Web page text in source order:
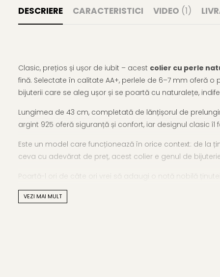
DESCRIERE CARACTERISTICI VIDEO (1)
Clasic, prețios și ușor de iubit – acest colier cu perle
fină. Selectate în calitate AA+, perlele de 6–7 mm oferă
bijuterii care se aleg ușor și se poartă cu naturalețe,
Lungimea de 43 cm, completată de lănțișorul de
argint 925 oferă siguranță și confort, iar designul clasic
Este un model care funcționează în orice context: de la
ceva cu adevărat de preț, acest colier e genul de
Poartă-l ori de câte ori vrei să adaugi o notă nobilă
Fiecare colier are propria energie – vezi mai multe în
VEZI MAI MULT